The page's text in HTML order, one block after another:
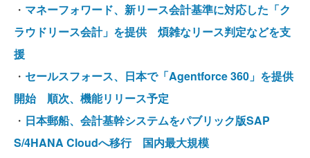
・ マネーフォワード、新リース会計基準に対応した「ク
ラウドリース会計」を提供 煩雑なリース判定などを支
援
・ セールスフォース、日本で「Agentforce 360」を提供
開始 順次、機能リリース予定
・ 日本郵船、会計基幹システムをパブリック版SAP
S/4HANA Cloudへ移行 国内最大規模